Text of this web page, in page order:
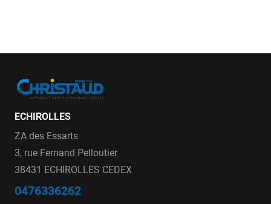
ECHIROLLES
ZA des Essarts
3, rue Fernand Pelloutier
38431 ECHIROLLES CEDEX
0476336262